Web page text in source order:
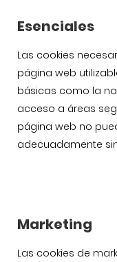
INICIO JAMÓN
SOPORTES JAMÓN
Esenciales
Las cookies
página web
básicas como la
acceso a áreas
página web no
adecuadamente
Marketing
Las cookies de